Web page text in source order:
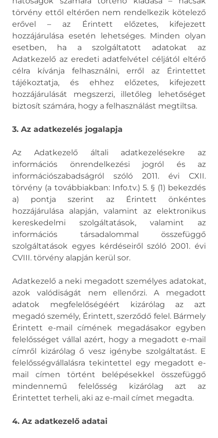
törvény ettől eltérően nem rendelkezik kötelező
erővel – az Érintett előzetes, kifejezett
hozzájárulása esetén lehetséges. Minden olyan
esetben, ha a szolgáltatott adatokat az
Adatkezelő az eredeti adatfelvétel céljától eltérő
célra kívánja felhasználni, erről az Érintettet
tájékoztatja, és ehhez előzetes, kifejezett
hozzájárulását megszerzi, illetőleg lehetőséget
biztosít számára, hogy a felhasználást megtiltsa.
3. Az adatkezelés jogalapja
Az Adatkezelő általi adatkezelésekre az
információs önrendelkezési jogról és az
információszabadságról szóló 2011. évi CXII.
törvény (a továbbiakban: Info.tv.) 5. § (1) bekezdés
a) pontja szerint az Érintett önkéntes
hozzájárulása alapján, valamint az elektronikus
kereskedelmi szolgáltatások, valamint az
információs társadalommal összefüggő
szolgáltatások egyes kérdéseiről szóló 2001. évi
CVIII. törvény alapján kerül sor.
Adatkezelő a neki megadott személyes adatokat,
azok valódiságát nem ellenőrzi. A megadott
adatok megfelelőségéért kizárólag az azt
megadó személy, Érintett, szerződő felel. Bármely
Érintett e-mail címének megadásakor egyben
felelősséget vállal azért, hogy a megadott e-mail
címről kizárólag ő vesz igénybe szolgáltatást. E
felelősségvállalásra tekintettel egy megadott e-
mail címen történt belépésekkel összefüggő
mindennemű felelősség kizárólag azt az
Érintettet terheli, aki az e-mail címet megadta.
4. Az adatkezelő adatai